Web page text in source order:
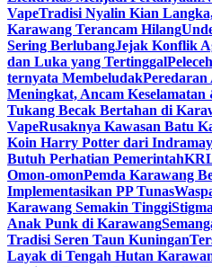
VapeTradisi Nyalin Kian
Karawang Terancam Hilang
Sering BerlubangJejak Konflik
dan Luka yang Tertinggal
ternyata MembeludakPeredaran
Meningkat, Ancam
Tukang Becak Bertahan di
VapeRusaknya Kawasan Batu
Koin Harry Potter dari
Butuh Perhatian Pemerintah
Omon-omonPemda Karawang
Implementasikan PP Tunas
Karawang Semakin Tinggi
Anak Punk di Karawang
Tradisi Seren Taun Kuningan
Layak di Tengah Hutan